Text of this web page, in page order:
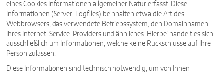
eines Cookies Informationen allgemeiner Natur erfasst. Diese
Informationen (Server-Logfiles) beinhalten etwa die Art des
Webbrowsers, das verwendete Betriebssystem, den Domainnamen
Ihres Internet-Service-Providers und ähnliches. Hierbei handelt es sich
ausschließlich um Informationen, welche keine Rückschlüsse auf Ihre
Person zulassen.
Diese Informationen sind technisch notwendig, um von Ihnen